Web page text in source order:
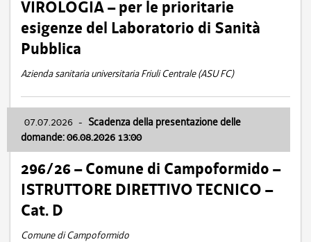
VIROLOGIA – per le prioritarie
esigenze del Laboratorio di Sanità
Pubblica
Azienda sanitaria universitaria Friuli Centrale (ASU FC)
07.07.2026 - Scadenza della presentazione delle
domande: 06.08.2026 13:00
296/26 – Comune di Campoformido –
ISTRUTTORE DIRETTIVO TECNICO –
Cat. D
Comune di Campoformido